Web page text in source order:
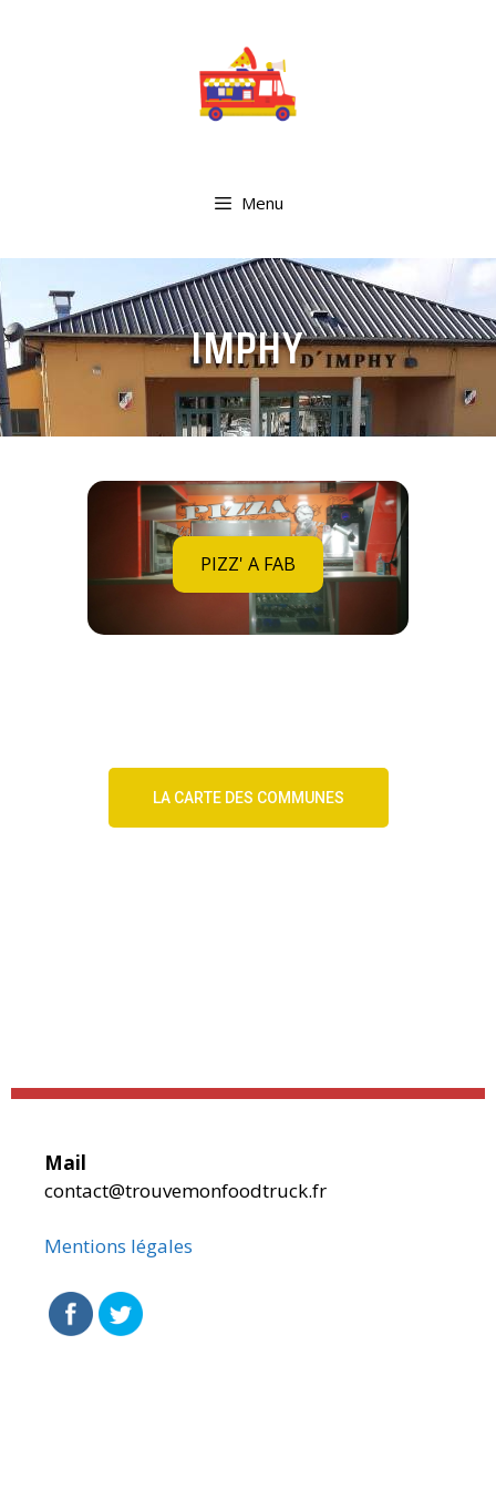
Menu
IMPHY
PIZZ' A FAB
LA CARTE DES COMMUNES
Mail
contact@trouvemonfoodtruck.fr
Mentions légales